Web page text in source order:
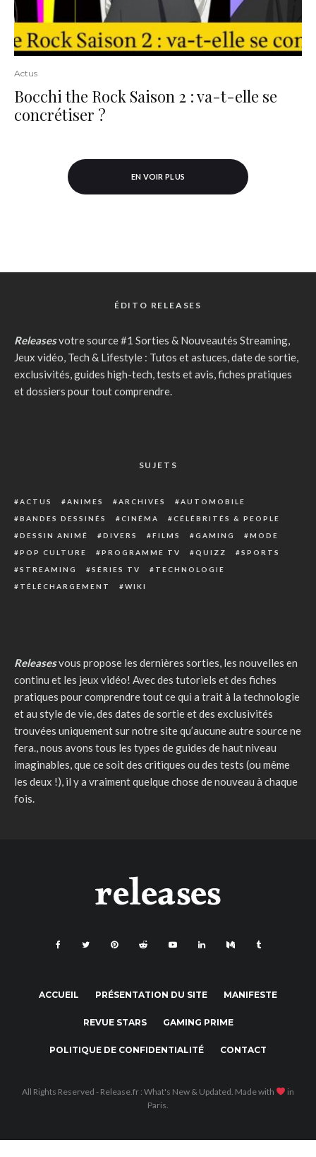
Actus
Bocchi the Rock Saison 2 : va-t-elle se
concrétiser ?
EN VOIR PLUS
ÉDITO RELEASES
Releasesvotre source #1 Sorties & Nouveautés Streaming,
Jeux vidéo, Tech & Lifestyle : Tutos et astuces, date de sortie,
exclusivités, guides high-tech, tests et avis, fiches pratiques
et dossiers pour tout comprendre.
SUJETS
ACTUS ANIMES ARCHIVES
AUTOMOBILE
BANDES DESSINÉS
CINÉMA
CÉLÉBRITÉS & PEOPLE
DESSIN ANIMÉ
DIVERS FILMS GAMING
MODE
POP CULTURE
PROGRAMME TV QUIZZ
SPORTS
STREAMING
SÉRIES TV
TECHNOLOGIE
TÉLÉCHARGEMENT
WIKI
Releasesvous propose les dernières sorties, les nouvelles en
continu et les jeux vidéo! Avec des tutoriels et des fiches
pratiques pour comprendre tout ce qui a trait à la technologie
et au style de vie, des dates de sortie et des exclusivités
trouvées uniquement sur notre site qu’aucune autre source ne
fera., nous avons tous les types de guides de haut niveau
imaginables, que ce soit des critiques ou des tests (ou même
les deux !), il y a vraiment quelque chose de nouveau à chaque
fois.
ACCUEIL PRÉSENTATION DU SITE MANIFESTE
REVUE STARS GAMING PRIME
POLITIQUE DE CONFIDENTIALITÉ CONTACT
All Rights Reserved - Release.fr : What's New & Updated. Made with
in
Paris.